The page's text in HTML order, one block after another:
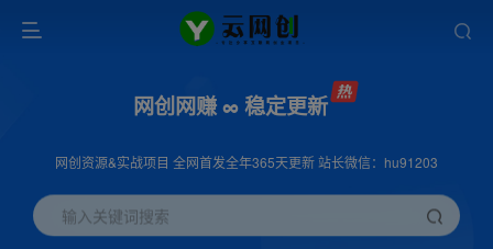
网创网赚 ∞ 稳定更新
网创资源&实战项目 全网首发全年365天更新 站长微信：hu91203
输入关键词搜索